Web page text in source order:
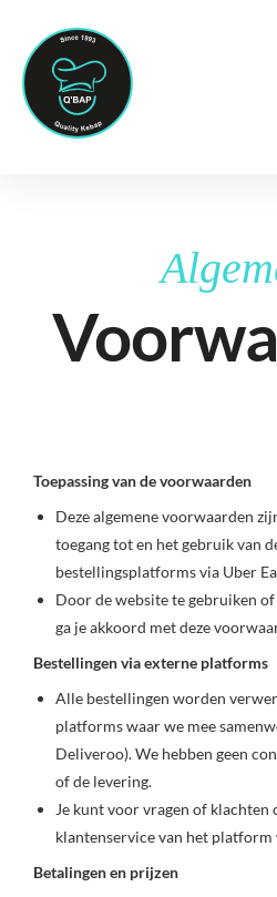
Toepassing van de voorwaarden
Deze algemene voorwaarden
toegang tot en het gebruik van
bestellingsplatforms via Uber
Door de website te gebruiken
ga je akkoord met deze
Bestellingen via externe platforms
Alle bestellingen worden
platforms waar we mee
Deliveroo). We hebben geen
of de levering.
Je kunt voor vragen of klachten
klantenservice van het platform
Betalingen en prijzen